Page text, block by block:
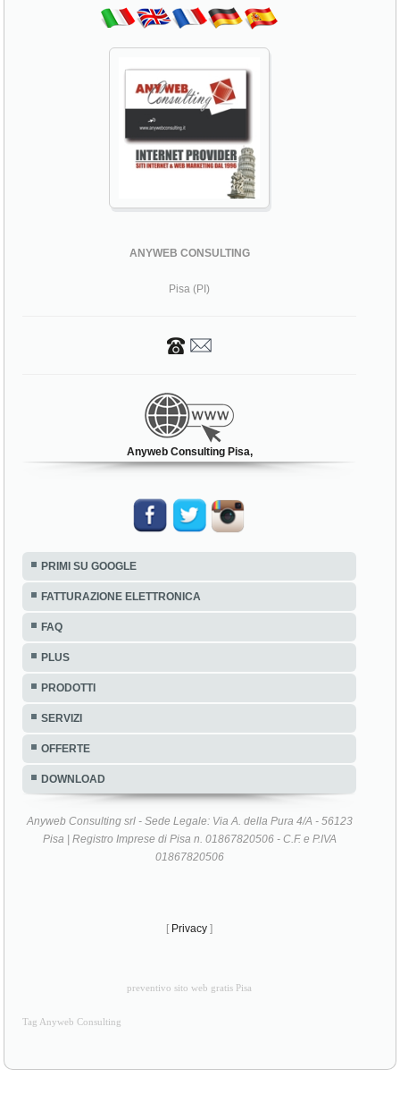
ANYWEB CONSULTING
Pisa (PI)
Anyweb Consulting Pisa,
PRIMI SU GOOGLE
FATTURAZIONE ELETTRONICA
FAQ
PLUS
PRODOTTI
SERVIZI
OFFERTE
DOWNLOAD
Anyweb Consulting srl - Sede Legale: Via A. della Pura 4/A - 56123
Pisa | Registro Imprese di Pisa n. 01867820506 - C.F. e P.IVA
01867820506
[ Privacy ]
preventivo sito web gratis Pisa
Tag Anyweb Consulting